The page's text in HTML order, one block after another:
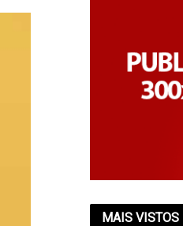
MAIS VISTOS